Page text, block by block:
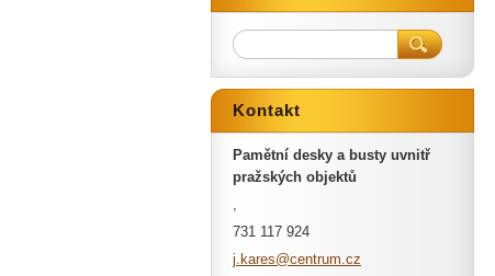
Kontakt
Pamětní desky a busty uvnitř
pražských objektů
,
731 117 924
j.kares@centrum.cz